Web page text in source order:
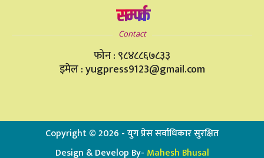
सम्पर्क
Contact
फोन : ९८४८८६७८३३
इमेल : yugpress9123@gmail.com
Copyright ©2026 - युग प्रेस सर्वाधिकार सुरक्षित
Design & Develop By- Mahesh Bhusal